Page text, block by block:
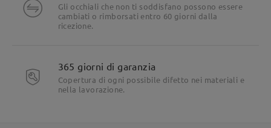
Gli occhiali che non ti soddisfano possono essere
cambiati o rimborsati entro 60 giorni dalla
ricezione.
365 giorni di garanzia
Copertura di ogni possibile difetto nei materiali e
nella lavorazione.